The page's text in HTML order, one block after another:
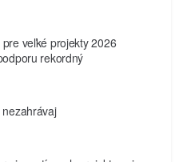
veľké projekty 2026
rekordný